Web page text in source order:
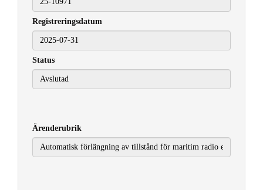
Registreringsdatum
2025-07-31
Status
Ärenderubrik